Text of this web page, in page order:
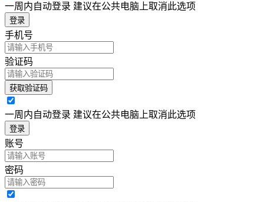
一周内自动登录 建议在公共电脑上取消此选项
登录
手机号
验证码
获取验证码
一周内自动登录 建议在公共电脑上取消此选项
登录
账号
密码